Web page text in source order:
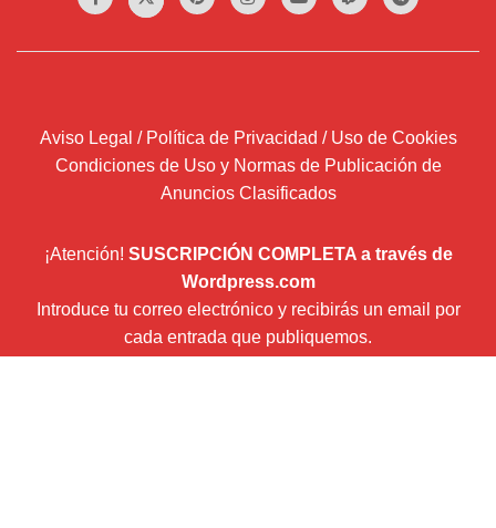
Aviso Legal / Política de Privacidad / Uso de Cookies
Condiciones de Uso y Normas de Publicación de
Anuncios Clasificados
¡Atención! SUSCRIPCIÓN COMPLETA a través de
Wordpress.com
Introduce tu correo electrónico y recibirás un email por
cada entrada que publiquemos.